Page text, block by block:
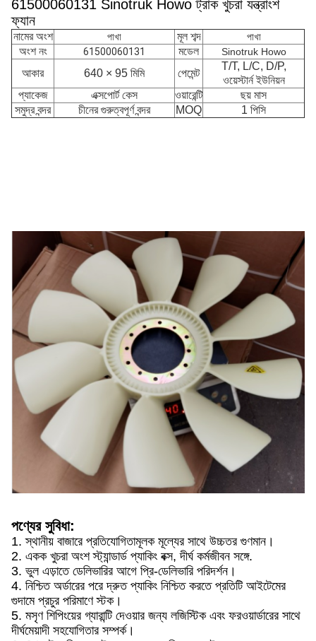
61500060131 Sinotruk Howo ট্রাক খুচরা যন্ত্রাংশ
ফ্যান
নামের অংশ পাখা মূল শব্দ পাখা
অংশ নং 61500060131 মডেল Sinotruk Howo
আকার 640 × 95 মিমি পেমেন্ট
T/T, L/C, D/P,
ওয়েস্টার্ন ইউনিয়ন
প্যাকেজ
এক্সপোর্ট কেস ওয়ারেন্টি
ছয় মাস
সমুদ্র বন্দর
চীনের গুরুত্বপূর্ণ বন্দর MOQ 1 পিসি
পণ্যের সুবিধা:
1. স্থানীয় বাজারে প্রতিযোগিতামূলক মূল্যের সাথে উচ্চতর গুণমান।
2. একক খুচরা অংশ স্ট্যান্ডার্ড প্যাকিং বক্স, দীর্ঘ কর্মজীবন সঙ্গে.
3. ভুল এড়াতে ডেলিভারির আগে প্রি-ডেলিভারি পরিদর্শন।
4. নিশ্চিত অর্ডারের পরে দ্রুত প্যাকিং নিশ্চিত করতে প্রতিটি আইটেমের
গুদামে প্রচুর পরিমাণে স্টক।
5. মসৃণ শিপিংয়ের গ্যারান্টি দেওয়ার জন্য লজিস্টিক এবং ফরওয়ার্ডারের সাথে
দীর্ঘমেয়াদী সহযোগিতার সম্পর্ক।